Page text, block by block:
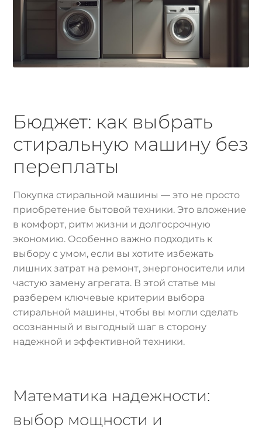
Бюджет: как выбрать
стиральную машину без
переплаты
Покупка стиральной машины — это не просто
приобретение бытовой техники. Это вложение
в комфорт, ритм жизни и долгосрочную
экономию. Особенно важно подходить к
выбору с умом, если вы хотите избежать
лишних затрат на ремонт, энергоносители или
частую замену агрегата. В этой статье мы
разберем ключевые критерии выбора
стиральной машины, чтобы вы могли сделать
осознанный и выгодный шаг в сторону
надежной и эффективной техники.
Математика надежности:
выбор мощности и